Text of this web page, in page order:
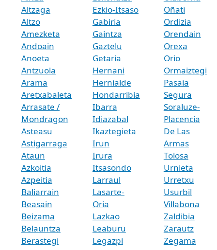
Altzaga
Altzo
Amezketa
Andoain
Anoeta
Antzuola
Arama
Aretxabaleta
Arrasate /
Mondragon
Asteasu
Astigarraga
Ataun
Azkoitia
Azpeitia
Baliarrain
Beasain
Beizama
Belauntza
Berastegi
Ezkio-Itsaso
Gabiria
Gaintza
Gaztelu
Getaria
Hernani
Hernialde
Hondarribia
Ibarra
Idiazabal
Ikaztegieta
Irun
Irura
Itsasondo
Larraul
Lasarte-
Oria
Lazkao
Leaburu
Legazpi
Oñati
Ordizia
Orendain
Orexa
Orio
Ormaiztegi
Pasaia
Segura
Soraluze-
Placencia
De Las
Armas
Tolosa
Urnieta
Urretxu
Usurbil
Villabona
Zaldibia
Zarautz
Zegama